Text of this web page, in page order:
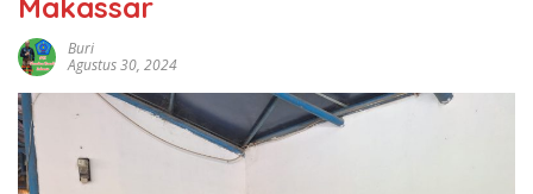
Buri
Agustus 30, 2024